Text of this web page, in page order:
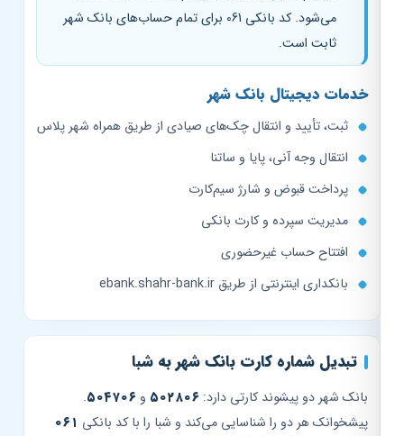
می‌شود. کد بانکی 061 برای تمام حساب‌های بانک شهر
ثابت است.
خدمات دیجیتال بانک شهر
ثبت، تأیید و انتقال چک‌های صیادی از طریق همراه شهر پلاس
انتقال وجه آنی، پایا و ساتنا
پرداخت قبوض و شارژ سیم‌کارت
مدیریت سپرده و کارت بانکی
افتتاح حساب غیرحضوری
بانکداری اینترنتی از طریق ebank.shahr-bank.ir
تبدیل شماره کارت بانک شهر به شبا
بانک شهر دو پیشوند کارتی دارد:۵۰۲۸۰۶و۵۰۴۷۰۶.
پیشخوانک هر دو را شناسایی می‌کند و شبا را با کد بانکی۰۶۱